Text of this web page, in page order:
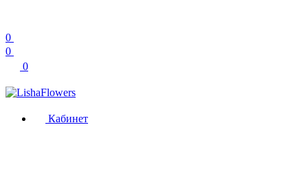
0
0
0
Кабинет